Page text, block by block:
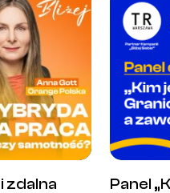
zdalna
Panel